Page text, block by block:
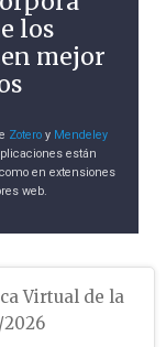
los
mejor
Zoteroy Mendeley
están
en extensiones
web.
Virtual de la